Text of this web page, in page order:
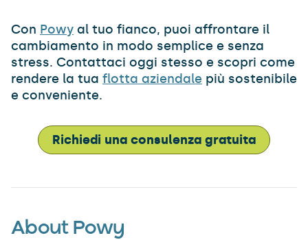
Con Powy al tuo fianco, puoi affrontare il
cambiamento in modo semplice e senza
stress. Contattaci oggi stesso e scopri come
rendere la tua flotta aziendale più sostenibile
e conveniente.
Richiedi una consulenza gratuita
About Powy